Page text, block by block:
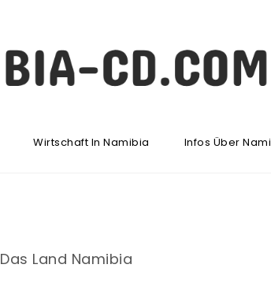
Wirtschaft In Namibia Infos Über
Das Land Namibia